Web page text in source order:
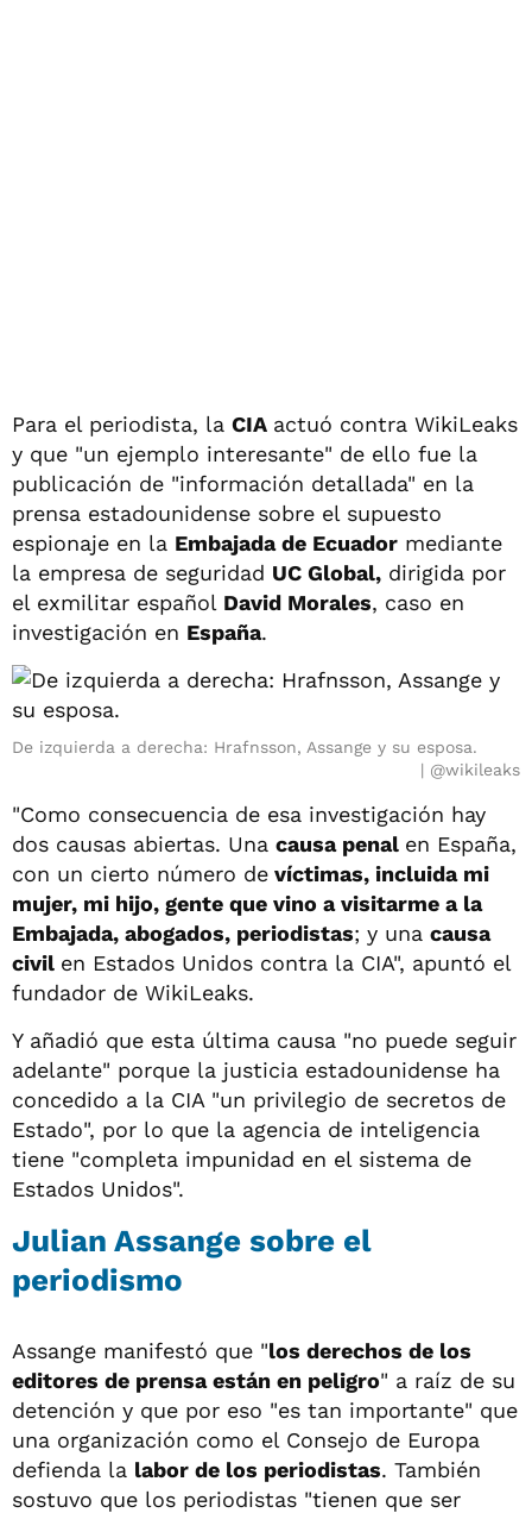
Para el periodista, la CIA actuó contra WikiLeaks
y que "un ejemplo interesante" de ello fue la
publicación de "información detallada" en la
prensa estadounidense sobre el supuesto
espionaje en la Embajada de Ecuador mediante
la empresa de seguridad UC Global, dirigida por
el exmilitar español David Morales, caso en
investigación en España.
De izquierda a derecha: Hrafnsson, Assange y su esposa.
@wikileaks
"Como consecuencia de esa investigación hay
dos causas abiertas. Una causa penal en España,
con un cierto número de víctimas, incluida mi
mujer, mi hijo, gente que vino a visitarme a la
Embajada, abogados, periodistas; y una causa
civil en Estados Unidos contra la CIA", apuntó el
fundador de WikiLeaks.
Y añadió que esta última causa "no puede seguir
adelante" porque la justicia estadounidense ha
concedido a la CIA "un privilegio de secretos de
Estado", por lo que la agencia de inteligencia
tiene "completa impunidad en el sistema de
Estados Unidos".
Julian Assange sobre el
periodismo
Assange manifestó que "los derechos de los
editores de prensa están en peligro" a raíz de su
detención y que por eso "es tan importante" que
una organización como el Consejo de Europa
defienda la labor de los periodistas. También
sostuvo que los periodistas "tienen que ser